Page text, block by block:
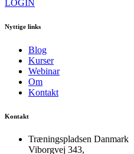
LOGIN
Nyttige links
Blog
Kurser
Webinar
Om
Kontakt
Kontakt
Træningspladsen Danmark
Viborgvej 343,